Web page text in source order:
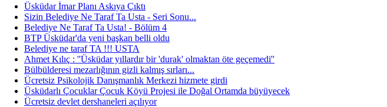
Üsküdar İmar Planı Askıya Çıktı
Sizin Belediye Ne Taraf Ta Usta - Seri Sonu...
Belediye Ne Taraf Ta Usta! - Bölüm 4
BTP Üsküdar'da yeni başkan belli oldu
Belediye ne taraf TA !!! USTA
Ahmet Kılıç : ''Üsküdar yıllardır bir 'durak' olmaktan öte geçemedi''
Bülbülderesi mezarlığının gizli kalmış sırları...
Ücretsiz Psikolojik Danışmanlık Merkezi hizmete girdi
Üsküdarlı Çocuklar Çocuk Köyü Projesi ile Doğal Ortamda büyüyecek
Ücretsiz devlet dershaneleri açılıyor